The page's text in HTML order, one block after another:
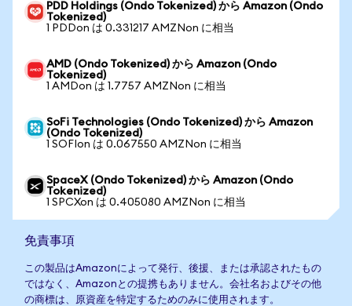
PDD Holdings (Ondo Tokenized) から Amazon (Ondo
Tokenized)
1 PDDon は 0.331217 AMZNon に相当
AMD (Ondo Tokenized) から Amazon (Ondo
Tokenized)
1 AMDon は 1.7757 AMZNon に相当
SoFi Technologies (Ondo Tokenized) から Amazon
(Ondo Tokenized)
1 SOFIon は 0.067550 AMZNon に相当
SpaceX (Ondo Tokenized) から Amazon (Ondo
Tokenized)
1 SPCXon は 0.405080 AMZNon に相当
免責事項
この製品はAmazonによって発行、後援、または承認されたもの
ではなく、Amazonとの提携もありません。会社名およびその他
の商標は、原資産を特定するためのみに使用されます。